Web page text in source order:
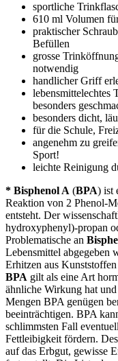
sportliche
610 ml Volumen
praktischer
Befüllen
grosse
notwendig
handlicher Griff
lebensmittelechtes
besonders
besonders dicht,
für die Schule,
angenehm zu
Sport!
leichte Reinigung
* Bisphenol A (BPA) ist
Reaktion von 2 Phenol-
entsteht. Der
hydroxyphenyl)-propan
Problematische an
Lebensmittel abgegeben
Erhitzen aus
BPA gilt als eine Art
ähnliche Wirkung hat
Mengen BPA genügen
beeinträchtigen. BPA
schlimmsten Fall
Fettleibigkeit fördern.
auf das Erbgut, gewisse